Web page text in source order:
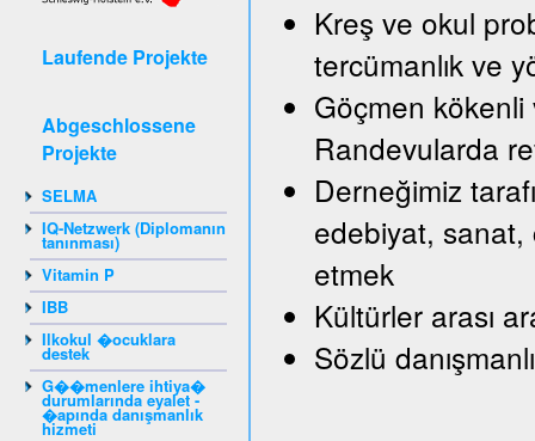
Laufende Projekte
Abgeschlossene
Projekte
SELMA
IQ-Netzwerk (Diplomanın
tanınması)
Vitamin P
IBB
Ilkokul �ocuklara
destek
G��menlere ihtiya�
durumlarında eyalet -
�apında danışmanlık
hizmeti
Kreş ve okul
tercümanlık ve
Göçmen
Randevularda
Derneğimiz
edebiyat, sanat,
etmek
Kültürler arası
Sözlü